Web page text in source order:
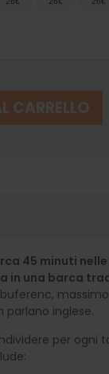
CARRELLO
45 minuti
in una barca
massimo
parlano inglese.
per ogni